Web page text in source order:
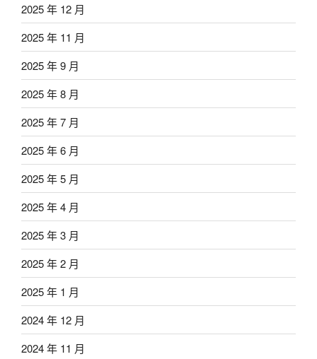
2025 年 12 月
2025 年 11 月
2025 年 9 月
2025 年 8 月
2025 年 7 月
2025 年 6 月
2025 年 5 月
2025 年 4 月
2025 年 3 月
2025 年 2 月
2025 年 1 月
2024 年 12 月
2024 年 11 月